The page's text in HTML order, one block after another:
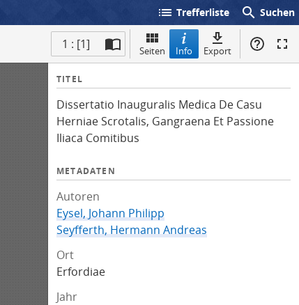
list Trefferliste search Suchen
1 : [1] Seiten Info Export
I
f
o
TITEL
Dissertatio Inauguralis Medica De Casu
Herniae Scrotalis, Gangraena Et Passione
Iliaca Comitibus
METADATEN
Autoren
Eysel, Johann Philipp
Seyfferth, Hermann Andreas
Ort
Erfordiae
Jahr